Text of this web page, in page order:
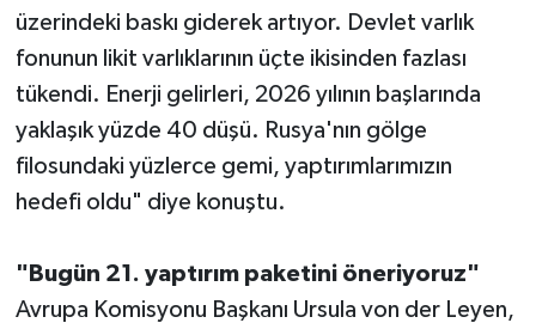
üzerindeki baskı giderek artıyor. Devlet varlık
fonunun likit varlıklarının üçte ikisinden fazlası
tükendi. Enerji gelirleri, 2026 yılının başlarında
yaklaşık yüzde 40 düşü. Rusya'nın gölge
filosundaki yüzlerce gemi, yaptırımlarımızın
hedefi oldu" diye konuştu.
"Bugün 21. yaptırım paketini öneriyoruz"
Avrupa Komisyonu Başkanı Ursula von der Leyen,